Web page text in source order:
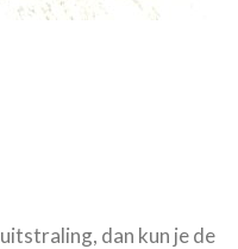
uitstraling, dan kun je de